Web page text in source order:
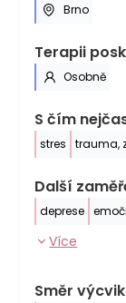
Brno
Terapii
Osobně
S čím
stres trauma,
Další
deprese
Více
Směr